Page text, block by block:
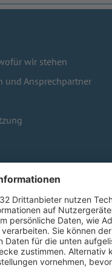
wir stehen
und Ansprechpartner
SEITEN
Vereinsmitarbeiter